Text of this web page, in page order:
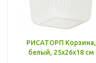
РИСАТОРП Корзина,
белый, 25x26x18 см